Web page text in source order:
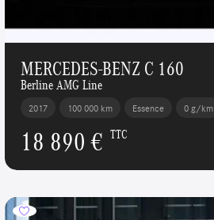
MERCEDES-BENZ C 160
Berline AMG Line
2017 100 000 km Essence 0 g/km
18 890 € TTC